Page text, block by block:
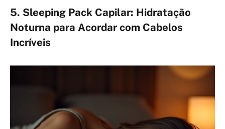
5. Sleeping Pack Capilar: Hidratação
Noturna para Acordar com Cabelos
Incríveis